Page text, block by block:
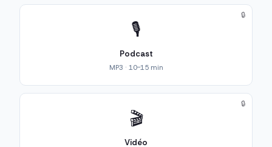
🎙️
Podcast
MP3 · 10-15 min
🔒
🎬
Vidéo
🔒